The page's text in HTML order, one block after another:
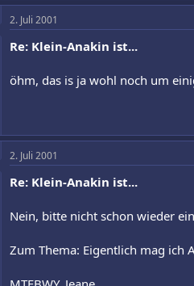
2. Juli 2001
Re: Klein-Anakin ist...
öhm, das is ja wohl noch um
2. Juli 2001
Re: Klein-Anakin ist...
Nein, bitte nicht schon wieder
Zum Thema: Eigentlich mag ich